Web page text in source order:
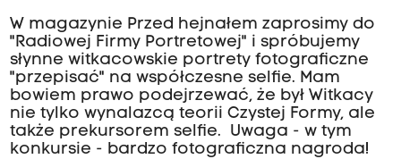
W magazynie Przed hejnałem zaprosimy do
"Radiowej Firmy Portretowej" i spróbujemy
słynne witkacowskie portrety fotograficzne
"przepisać" na współczesne selfie. Mam
bowiem prawo podejrzewać, że był Witkacy
nie tylko wynalazcą teorii Czystej Formy, ale
także prekursorem selfie. Uwaga - w tym
konkursie - bardzo fotograficzna nagroda!